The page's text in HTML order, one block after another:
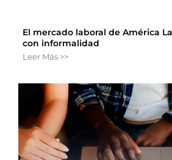
El mercado laboral de América
con informalidad
Leer Más >>